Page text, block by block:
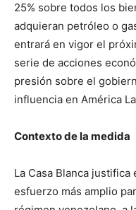
25% sobre todos los
adquieran petróleo o
entrará en vigor el
serie de acciones
presión sobre el
influencia en América
Contexto de la medida
La Casa Blanca
esfuerzo más amplio